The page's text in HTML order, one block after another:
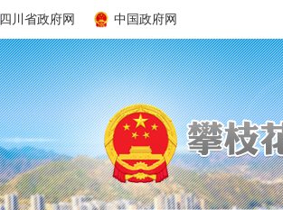
四川省政府网 中国政府网